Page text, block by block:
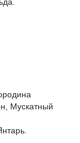
Мускатный